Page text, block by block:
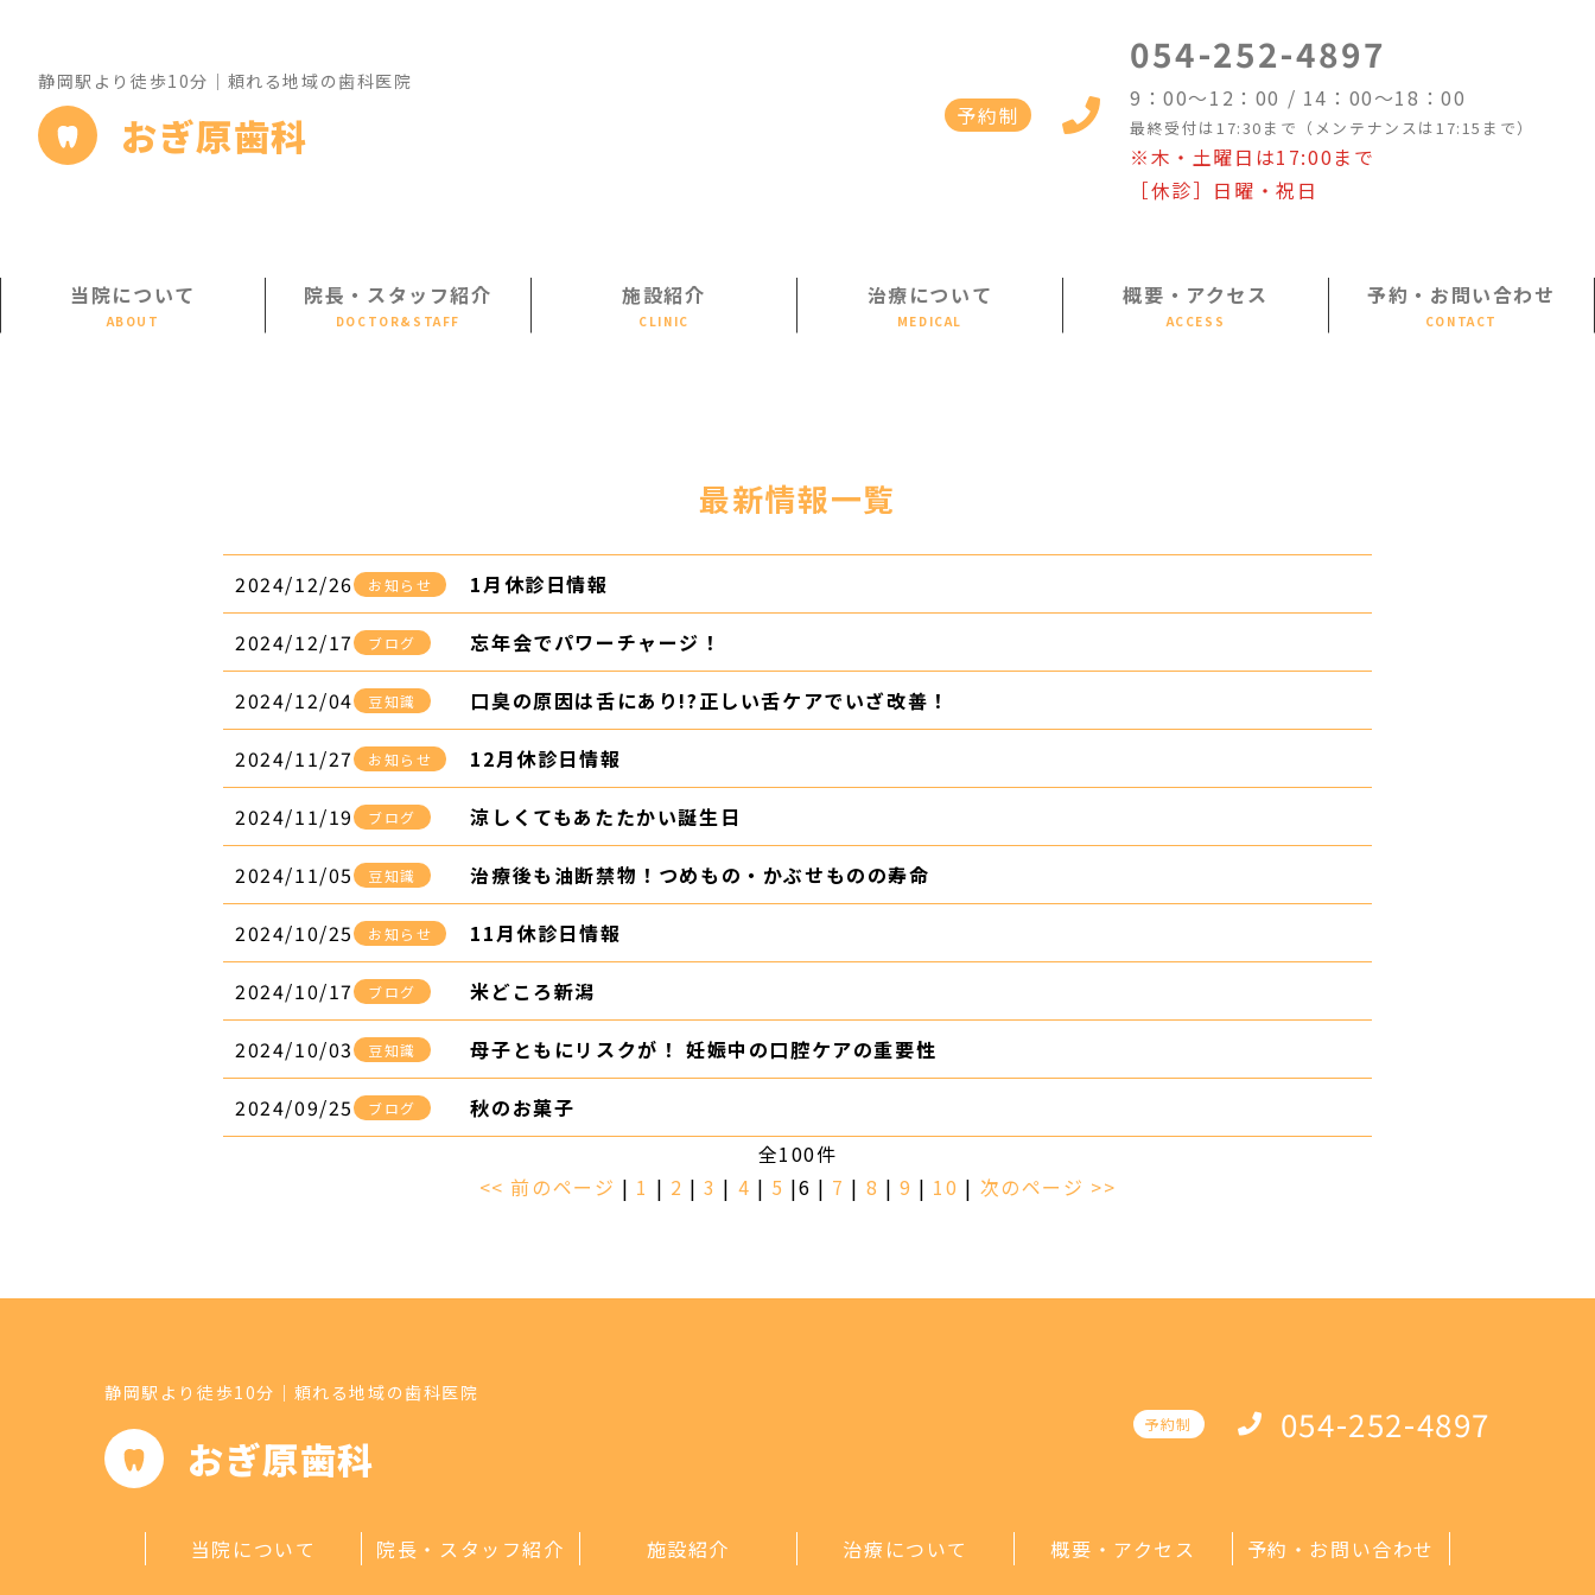
静岡駅より徒歩10分｜頼れる地域の歯科医院
おぎ原歯科 予約制
054-252-4897
9：00～12：00 / 14：00～18：00
最終受付は17:30まで（メンテナンスは17:15まで）
※木・土曜日は17:00まで
［休診］日曜・祝日
当院について 院長・スタッフ紹介 施設紹介 治療について 概要・アクセス 予約・お問い合わせ
最新情報一覧
2024/12/26 お知らせ 1月休診日情報
2024/12/17 ブログ 忘年会でパワーチャージ！
2024/12/04 豆知識 口臭の原因は舌にあり!?正しい舌ケアでいざ改善！
2024/11/27 お知らせ 12月休診日情報
2024/11/19 ブログ 涼しくてもあたたかい誕生日
2024/11/05 豆知識 治療後も油断禁物！つめもの・かぶせものの寿命
2024/10/25 お知らせ 11月休診日情報
2024/10/17 ブログ 米どころ新潟
2024/10/03 豆知識 ​母子ともにリスクが！ 妊娠中の口腔ケアの重要性
2024/09/25 ブログ
秋のお菓子
全100件
<< 前のページ | 1 | 2 |3 | 4 | 5 |6 | 7 | 8 |9 | 10 | 次のページ >>
静岡駅より徒歩10分｜頼れる地域の歯科医院
おぎ原歯科
予約制 054-252-4897
当院について 院長・スタッフ紹介 施設紹介 治療について 概要・アクセス 予約・お問い合わせ